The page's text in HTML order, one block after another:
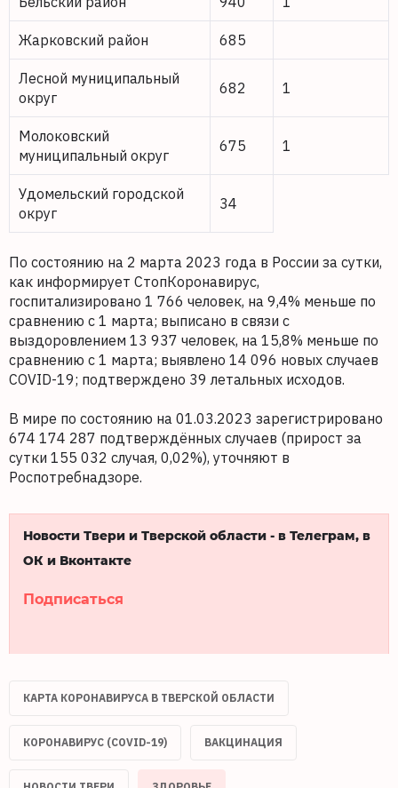
Жарковский район 685
Лесной муниципальный
округ
682 1
Молоковский
муниципальный округ
675 1
Удомельский городской
округ
34
По состоянию на 2 марта 2023 года в России за сутки,
как информирует СтопКоронавирус,
госпитализировано 1 766 человек, на 9,4% меньше по
сравнению с 1 марта; выписано в связи с
выздоровлением 13 937 человек, на 15,8% меньше по
сравнению с 1 марта; выявлено 14 096 новых случаев
COVID-19; подтверждено 39 летальных исходов.
В мире по состоянию на 01.03.2023 зарегистрировано
674 174 287 подтверждённых случаев (прирост за
сутки 155 032 случая, 0,02%), уточняют в
Роспотребнадзоре.
Новости Твери и Тверской области - в Телеграм, в
ОК и Вконтакте
Подписаться
КАРТА КОРОНАВИРУСА В ТВЕРСКОЙ ОБЛАСТИ
КОРОНАВИРУС (COVID-19) ВАКЦИНАЦИЯ